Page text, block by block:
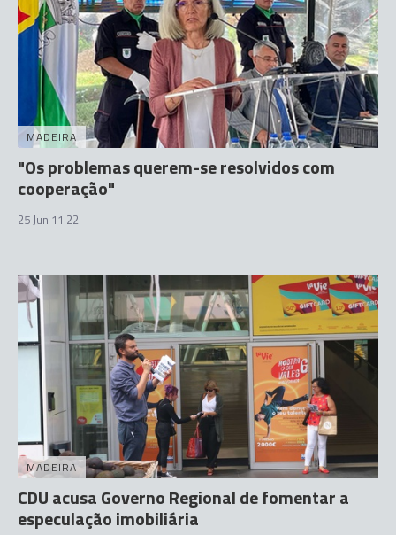
MADEIRA
"Os problemas querem-se resolvidos com
cooperação"
25 Jun 11:22
MADEIRA
CDU acusa Governo Regional de fomentar a
especulação imobiliária